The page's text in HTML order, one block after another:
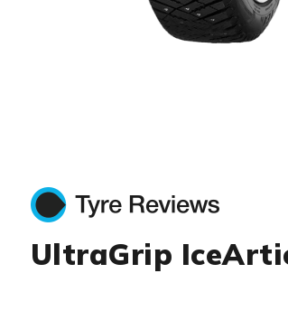
UltraGrip